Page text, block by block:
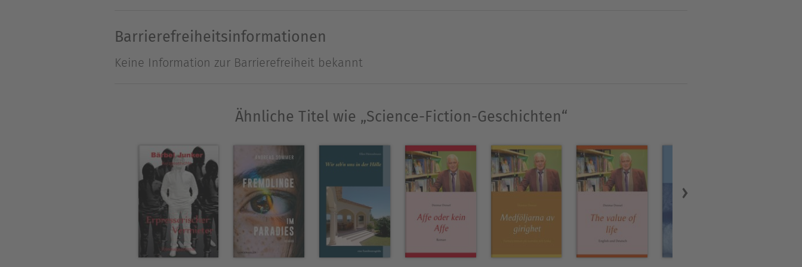
Ich habe viele Länder bereist. Die letzten neun Jahre zog es mich immer wieder nach Asien. Ich bin
für alles Künstlerische. Und ich liebe Tiere (hatte Schäferhunde und Katzen) und die Natur.
Barrierefreiheitsinformationen
Keine Information zur Barrierefreiheit bekannt
Ähnliche Titel wie „Science-Fiction-Geschichten“